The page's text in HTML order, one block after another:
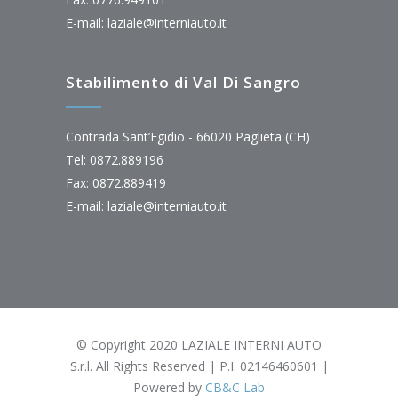
E-mail: laziale@interniauto.it
Stabilimento di Val Di Sangro
Contrada Sant’Egidio - 66020 Paglieta (CH)
Tel: 0872.889196
Fax: 0872.889419
E-mail: laziale@interniauto.it
© Copyright 2020 LAZIALE INTERNI AUTO
S.r.l. All Rights Reserved | P.I. 02146460601 |
Powered by CB&C Lab